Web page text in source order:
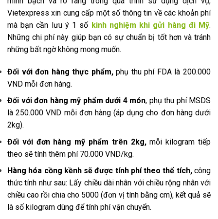
Vietexpress xin cung cấp một số thông tin về các khoản phí
mà bạn cần lưu ý 1 số kinh nghiệm khi gửi hàng đi Mỹ.
Những chi phí này giúp bạn có sự chuẩn bị tốt hơn và tránh
những bất ngờ không mong muốn.
Đối với đơn hàng thực phẩm,phụ thu phí FDA là 200.000
VND mỗi đơn hàng.
Đối với đơn hàng mỹ phẩm dưới 4 món, phụ thu phí MSDS
là 250.000 VND mỗi đơn hàng (áp dụng cho đơn hàng dưới
2kg).
Đối với đơn hàng mỹ phẩm trên 2kg,mỗi kilogram tiếp
theo sẽ tính thêm phí 70.000 VND/kg.
Hàng hóa cồng kềnh sẽ được tính phí theo thể tích,công
thức tính như sau: Lấy chiều dài nhân với chiều rộng nhân với
chiều cao rồi chia cho 5000 (đơn vị tính bằng cm), kết quả sẽ
là số kilogram dùng để tính phí vận chuyển.